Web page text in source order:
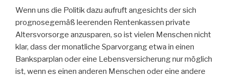
Wenn uns die Politik dazu aufruft angesichts der sich
prognosegemäß leerenden Rentenkassen private
Altersvorsorge anzusparen, so ist vielen Menschen nicht
klar, dass der monatliche Sparvorgang etwa in einen
Banksparplan oder eine Lebensversicherung nur möglich
ist, wenn es einen anderen Menschen oder eine andere